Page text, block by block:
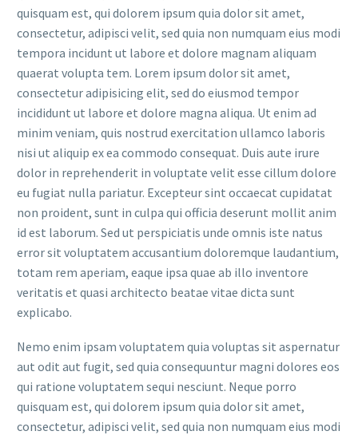
quisquam est, qui dolorem ipsum quia dolor sit amet,
consectetur, adipisci velit, sed quia non numquam eius modi
tempora incidunt ut labore et dolore magnam aliquam
quaerat volupta tem. Lorem ipsum dolor sit amet,
consectetur adipisicing elit, sed do eiusmod tempor
incididunt ut labore et dolore magna aliqua. Ut enim ad
minim veniam, quis nostrud exercitation ullamco laboris
nisi ut aliquip ex ea commodo consequat. Duis aute irure
dolor in reprehenderit in voluptate velit esse cillum dolore
eu fugiat nulla pariatur. Excepteur sint occaecat cupidatat
non proident, sunt in culpa qui officia deserunt mollit anim
id est laborum. Sed ut perspiciatis unde omnis iste natus
error sit voluptatem accusantium doloremque laudantium,
totam rem aperiam, eaque ipsa quae ab illo inventore
veritatis et quasi architecto beatae vitae dicta sunt
explicabo.
Nemo enim ipsam voluptatem quia voluptas sit aspernatur
aut odit aut fugit, sed quia consequuntur magni dolores eos
qui ratione voluptatem sequi nesciunt. Neque porro
quisquam est, qui dolorem ipsum quia dolor sit amet,
consectetur, adipisci velit, sed quia non numquam eius modi